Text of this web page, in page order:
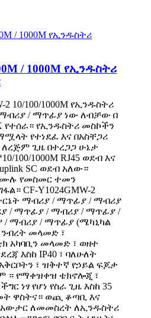
/ 1000M የኢንዱስትሪ
2 10/100/1000M የኢንዱስትሪ
/ ማጥፊያ ነው ለብቻው በ
የተሰራ። የኢንዱስትሪ መስኮችን
የተነደፈ እና በአስቸጋሪ
ጊዜ በተረጋጋ ሁኔታ
100/1000M RJ45 ወደብ እና
uplink SC ወደብ አለው።
ሙሉ የመስመር ተመን
CF-Y1024GMW-2
ማብሪያ / ማጥፊያ / ማብሪያ
/ ማጥፊያ / ማብሪያ / ማጥፊያ /
ማብሪያ / ማጥፊያ (ሜካኒካል
ንብረት መላመድ ፣
አካባቢን መላመድ ፣ ወዘተ
እስከ IP40 ፣ ባለሁለት
፣ ዝቅተኛ የኃይል ፍጆታ
። የማቀዝቀዝ ቴክኖሎጂ ፣
ነፃ የሆነ የስራ ጊዜ እስከ 35
ዋስትና። ወጪ ቆጣቢ እና
አውታር ለመመስረት ለኢንዱስትሪ